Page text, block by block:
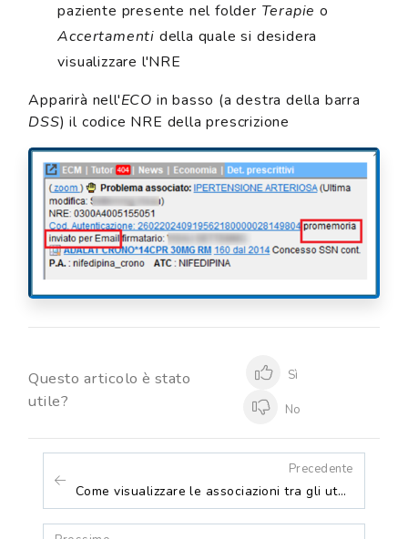
paziente presente nel folder Terapie o
Accertamenti della quale si desidera
visualizzare l'NRE
Apparirà nell'ECO in basso (a destra della barra
DSS) il codice NRE della prescrizione
Questo articolo è stato
utile?
Sì
No
Precedente
Come visualizzare le associazioni tra gli utenti presenti in uno stesso database